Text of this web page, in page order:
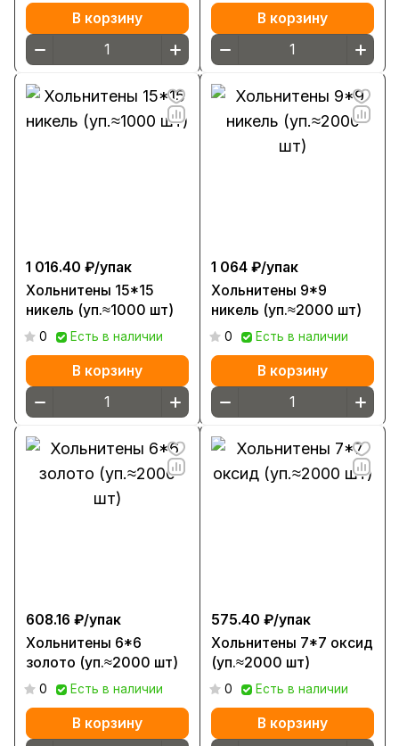
В корзину В корзину
1 016.40 ₽/упак
Хольнитены 15*15
никель (уп.≈1000 шт)
0 Есть в наличии
В корзину
1 064 ₽/упак
Хольнитены 9*9
никель (уп.≈2000 шт)
0 Есть в наличии
В корзину
608.16 ₽/упак
Хольнитены 6*6
золото (уп.≈2000 шт)
0 Есть в наличии
В корзину
575.40 ₽/упак
Хольнитены 7*7 оксид
(уп.≈2000 шт)
0 Есть в наличии
В корзину